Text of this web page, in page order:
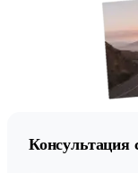
Консультация